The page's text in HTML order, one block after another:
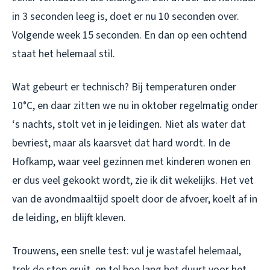
in 3 seconden leeg is, doet er nu 10 seconden over.
Volgende week 15 seconden. En dan op een ochtend
staat het helemaal stil.
Wat gebeurt er technisch? Bij temperaturen onder
10°C, en daar zitten we nu in oktober regelmatig onder
‘s nachts, stolt vet in je leidingen. Niet als water dat
bevriest, maar als kaarsvet dat hard wordt. In de
Hofkamp, waar veel gezinnen met kinderen wonen en
er dus veel gekookt wordt, zie ik dit wekelijks. Het vet
van de avondmaaltijd spoelt door de afvoer, koelt af in
de leiding, en blijft kleven.
Trouwens, een snelle test: vul je wastafel helemaal,